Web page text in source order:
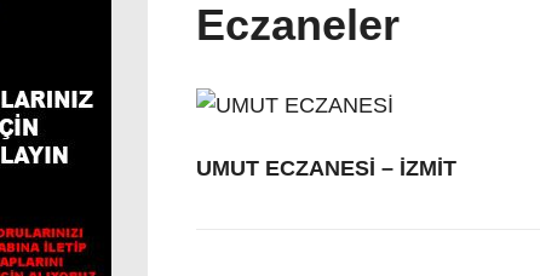
Eczaneler
UMUT ECZANESİ – İZMİT